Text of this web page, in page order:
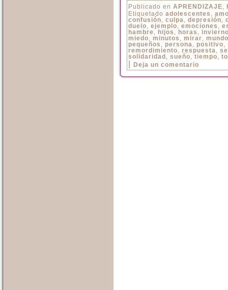
Publicado en APRENDIZAJE,
Etiquetado adolescentes ,
confusión, culpa, depresión,
duelo, ejemplo, emociones ,
hambre, hijos , horas ,
miedo, minutos , mirar, mundo
pequeños , persona, positivo,
remordimiento, respuesta,
solidaridad , sueño, tiempo,
Deja un comentario